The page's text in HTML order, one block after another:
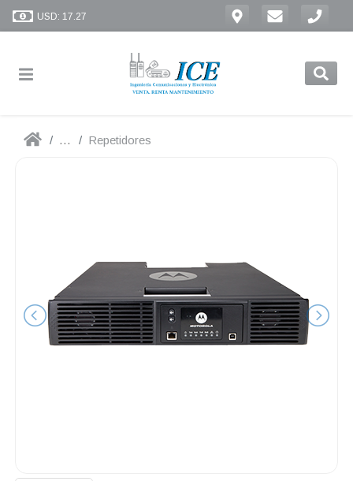
USD: 17.27
... Repetidores